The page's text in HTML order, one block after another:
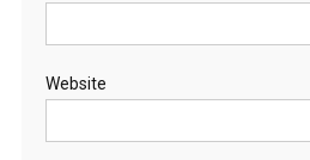
Website